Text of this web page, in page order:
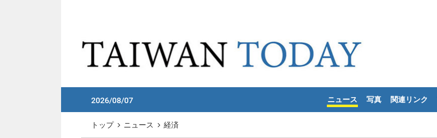
2026/08/07 ニュース 写真 関連リンク
トップ ニュース 経済